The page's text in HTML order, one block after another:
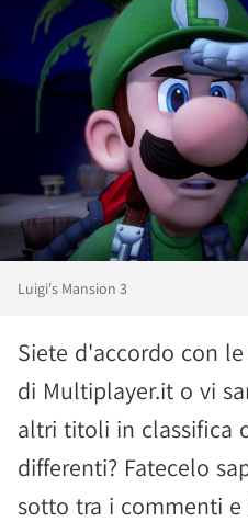
Luigi's Mansion 3
Siete d'accordo con
di Multiplayer.it o vi
altri titoli in classifica
differenti? Fatecelo
sotto tra i commenti